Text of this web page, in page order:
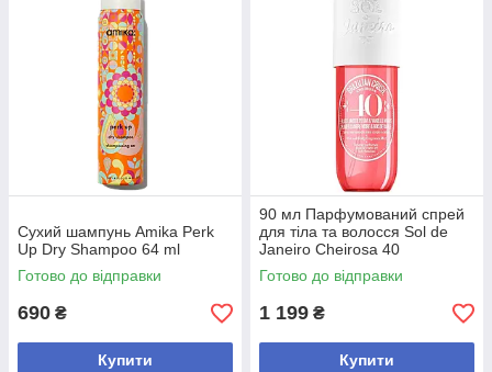
Сухий шампунь Amika Perk
Up Dry Shampoo 64 ml
Готово до відправки
690 ₴
Купити
90 мл Парфумований спрей
для тіла та волосся Sol de
Janeiro Cheirosa 40
Готово до відправки
1 199 ₴
Купити